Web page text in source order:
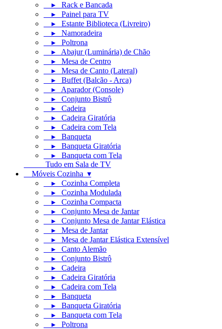
▸ Rack e Bancada
▸ Painel para TV
▸ Estante Biblioteca (Livreiro)
▸ Namoradeira
▸ Poltrona
▸ Abajur (Luminária) de Chão
▸ Mesa de Centro
▸ Mesa de Canto (Lateral)
▸ Buffet (Balcão - Arca)
▸ Aparador (Console)
▸ Conjunto Bistrô
▸ Cadeira
▸ Cadeira Giratória
▸ Cadeira com Tela
▸ Banqueta
▸ Banqueta Giratória
▸ Banqueta com Tela
Tudo em Sala de TV
Móveis Cozinha ▾
▸ Cozinha Completa
▸ Cozinha Modulada
▸ Cozinha Compacta
▸ Conjunto Mesa de Jantar
▸ Conjunto Mesa de Jantar Elástica
▸ Mesa de Jantar
▸ Mesa de Jantar Elástica Extensível
▸ Canto Alemão
▸ Conjunto Bistrô
▸ Cadeira
▸ Cadeira Giratória
▸ Cadeira com Tela
▸ Banqueta
▸ Banqueta Giratória
▸ Banqueta com Tela
▸ Poltrona